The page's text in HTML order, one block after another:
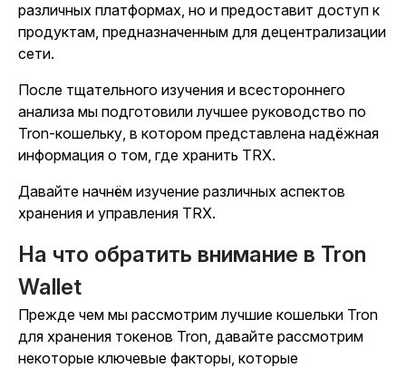
различных платформах, но и предоставит доступ к
продуктам, предназначенным для децентрализации
сети.
После тщательного изучения и всестороннего
анализа мы подготовили лучшее руководство по
Tron-кошельку, в котором представлена надёжная
информация о том, где хранить TRX.
Давайте начнём изучение различных аспектов
хранения и управления TRX.
На что обратить внимание в Tron
Wallet
Прежде чем мы рассмотрим лучшие кошельки Tron
для хранения токенов Tron, давайте рассмотрим
некоторые ключевые факторы, которые